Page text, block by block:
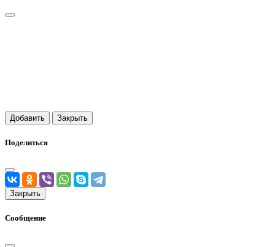
Добавить Закрыть
Поделиться
Закрыть
Сообщение